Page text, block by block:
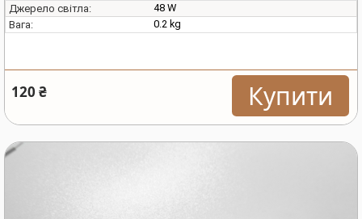
Джерело світла:
48 W
Вага:
0.2 kg
120 ₴ Купити